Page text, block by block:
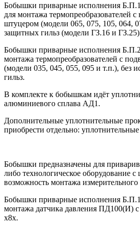
Бобышки приварные исполнения
для монтажа термопреобразователей
штуцером (модели 065, 075, 105, 064,
защитных гильз (модели ГЗ.16 и
Бобышки приварные исполнения
монтажа термопреобразователей с
(модели 035, 045, 055, 095 и т.п.), без
гильз.
В комплекте к бобышкам идёт
алюминиевого сплава АД1.
Дополнительные уплотнительные
приобрести отдельно:
Бобышки предназначены для
либо технологическое оборудование с
возможность монтажа измерительного
Бобышки приварные исполнения
монтажа датчика давления ПД100(И) с
х8х.